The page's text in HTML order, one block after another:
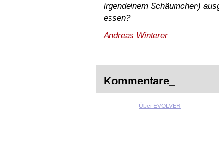
irgendeinem Schäumchen)
essen?
Andreas Winterer
Kommentare_
Über EVOLVER